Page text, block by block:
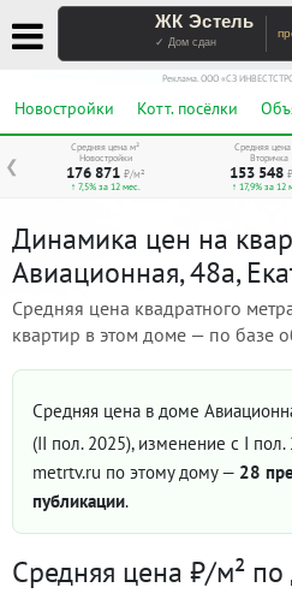
ЖК Эстель
✓ Дом сдан
Реклама. ООО «СЗ
Новостройки Котт. посёлки
❮
Средняя цена м²
Новостройки
176 871 ₽/м²
↑ 7,5% за 12 мес.
Средняя
Вторичка
153 548
↑ 17,9% за 12
Динамика цен на
Авиационная, 48а,
Средняя цена квадратного
квартир в этом доме — по базе
Средняя цена в доме
(II пол. 2025), изменение с I пол.
metrtv.ru по этому дому — 28
публикации.
Средняя цена ₽/м²